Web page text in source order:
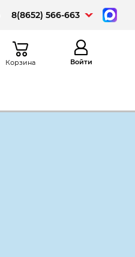
8(8652) 566-663
Корзина Войти